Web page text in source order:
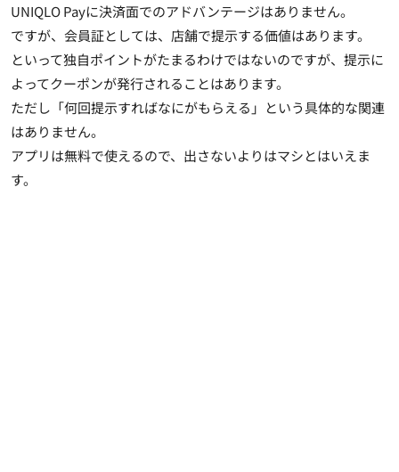
UNIQLO Payに決済面でのアドバンテージはありません。
ですが、会員証としては、店舗で提示する価値はあります。
といって独自ポイントがたまるわけではないのですが、提示に
よってクーポンが発行されることはあります。
ただし「何回提示すればなにがもらえる」という具体的な関連
はありません。
アプリは無料で使えるので、出さないよりはマシとはいえま
す。